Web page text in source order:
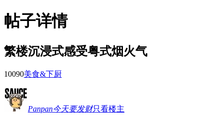
帖子详情
繁楼沉浸式感受粤式烟火气
10090美食&下厨
Panpan今天要发财只看楼主